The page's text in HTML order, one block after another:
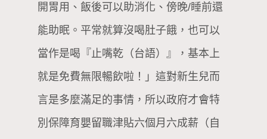
開胃用、飯後可以助消化、傍晚/睡前還
能助眠。平常就算沒喝肚子餓，也可以
當作是喝『止嘴乾（台語）』，基本上
就是免費無限暢飲啦！」這對新生兒而
言是多麼滿足的事情，所以政府才會特
別保障育嬰留職津貼六個月六成薪（自